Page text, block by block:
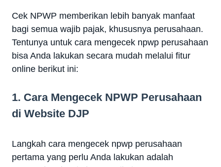
Cek NPWP memberikan lebih banyak manfaat
bagi semua wajib pajak, khususnya perusahaan.
Tentunya untuk cara mengecek npwp perusahaan
bisa Anda lakukan secara mudah melalui fitur
online berikut ini:
1. Cara Mengecek NPWP Perusahaan
di Website DJP
Langkah cara mengecek npwp perusahaan
pertama yang perlu Anda lakukan adalah